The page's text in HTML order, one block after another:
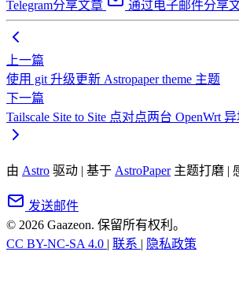
Telegram分享文章 通过电子邮件分享
上一篇
使用 git 升级更新 Astropaper theme 主题
下一篇
Tailscale Site to Site 点对点两台 OpenWrt
由 Astro 驱动 | 基于 AstroPaper主题打磨 |
发送邮件
© 2026 Gaazeon. 保留所有权利。
CC BY-NC-SA 4.0 | 联系 | 隐私政策